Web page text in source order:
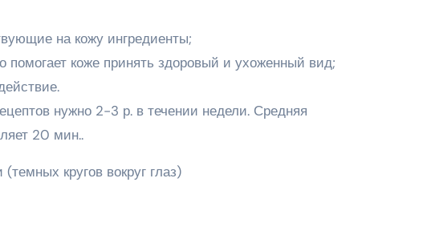
на кожу ингредиенты;
коже принять здоровый и ухоженный вид;
нужно 2-3 р. в течении недели. Средняя
20 мин..
кругов вокруг глаз)